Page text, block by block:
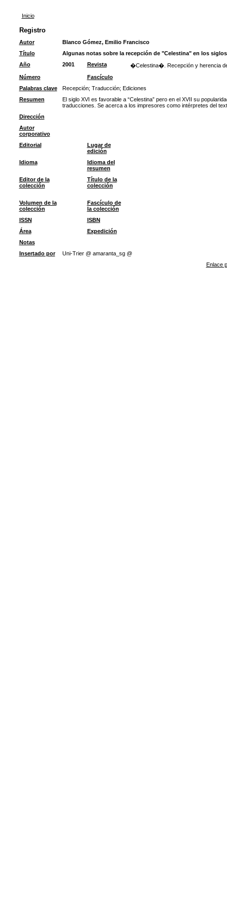
Inicio
Registro
Autor
Blanco Gómez, Emilio Francisco
Título
Algunas notas sobre la recepción de "Celestina" en los siglos
Año
2001 Revista
�Celestina�. Recepción y herencia
Número
Fascículo
Palabras clave
Recepción; Traducción; Ediciones
Resumen
El siglo XVI es favorable a “Celestina” pero en el XVII su
traducciones. Se acerca a los impresores como intérpretes del
Dirección
Autor
corporativo
Editorial
Lugar de
edición
Idioma
Idioma del
resumen
Editor de la
colección
Título de la
colección
Volumen de la
colección
Fascículo de
la colección
ISSN
ISBN
Área
Expedición
Notas
Insertado por
Uni-Trier @ amaranta_sg @
Enlace